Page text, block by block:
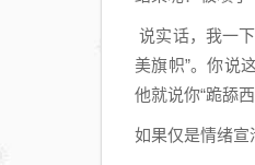
说实话，我一
美旗帜”。你说
他就说你“跪舔西
如果仅是情绪宣